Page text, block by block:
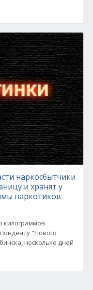
наркосбытчики
и хранят у
наркотиков
килограммов
"Нового
несколько дней